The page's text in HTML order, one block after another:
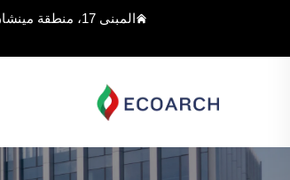
المبنى 17، منطقة مينشان، الطابق الثالث، رقم 168 شارع جيوغان، مقاطعة سونغجيانغ، شنغهاي، الصين